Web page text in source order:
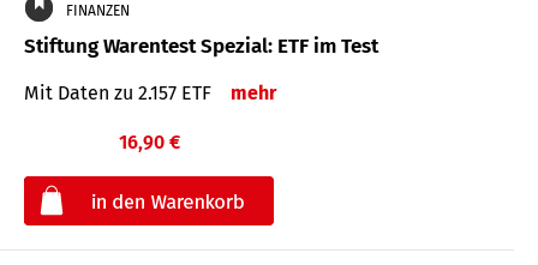
FINANZEN
Stiftung Warentest Spezial: ETF im Test
Mit Daten zu 2.157 ETF mehr
16,90 €